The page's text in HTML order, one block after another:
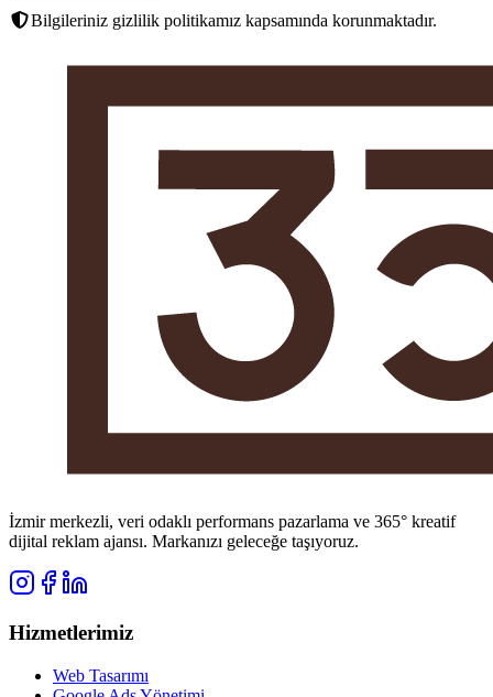
Bilgileriniz gizlilik politikamız kapsamında korunmaktadır.
İzmir merkezli, veri odaklı performans pazarlama ve 365° kreatif
dijital reklam ajansı. Markanızı geleceğe taşıyoruz.
Hizmetlerimiz
Web Tasarımı